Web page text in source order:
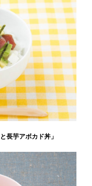
長芋アボカド丼」